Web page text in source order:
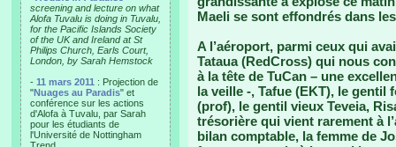
screening and lecture on what
Alofa Tuvalu is doing in Tuvalu,
for the Pacific Islands Society
of the UK and Ireland at St
Philips Church, Earls Court,
London, by Sarah Hemstock
- 11 mars 2011 : Projection de
"Nuages au Paradis" et
conférence sur les actions
d'Alofa à Tuvalu, par Sarah
pour les étudiants de
l'Université de Nottingham
Maeli se sont effondrés dans
A l’aéroport, parmi ceux qui
Tataua (RedCross) qui nous
à la tête de TuCan – une
la veille -, Tafue (EKT), le
(prof), le gentil vieux Teveia,
trésorière qui vient rarement à
bilan comptable, la femme de